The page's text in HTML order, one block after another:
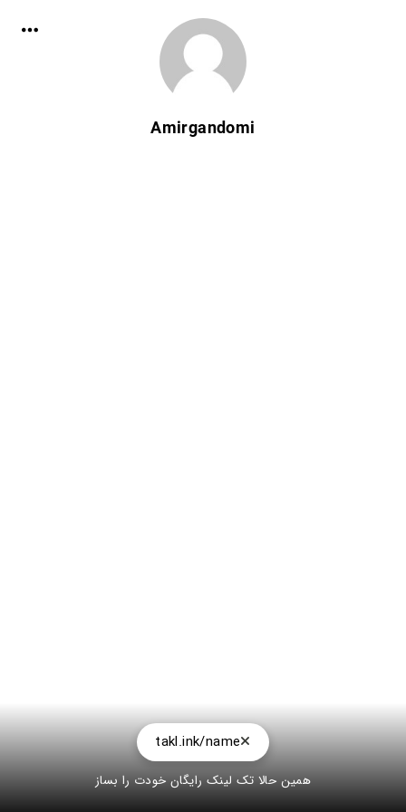
Amirgandomi
takl.ink/name
همین حالا تک لینک رایگان خودت را بساز